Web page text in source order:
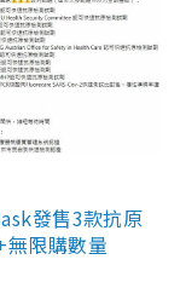
發售3款抗原
限購數量